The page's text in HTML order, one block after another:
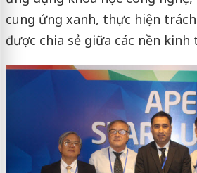
cung ứng xanh, thực hiện
được chia sẻ giữa các nền kinh